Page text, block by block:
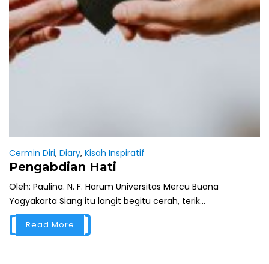
Cermin Diri, Diary, Kisah Inspiratif
Pengabdian Hati
Oleh: Paulina. N. F. Harum Universitas Mercu Buana
Yogyakarta Siang itu langit begitu cerah, terik...
Read More